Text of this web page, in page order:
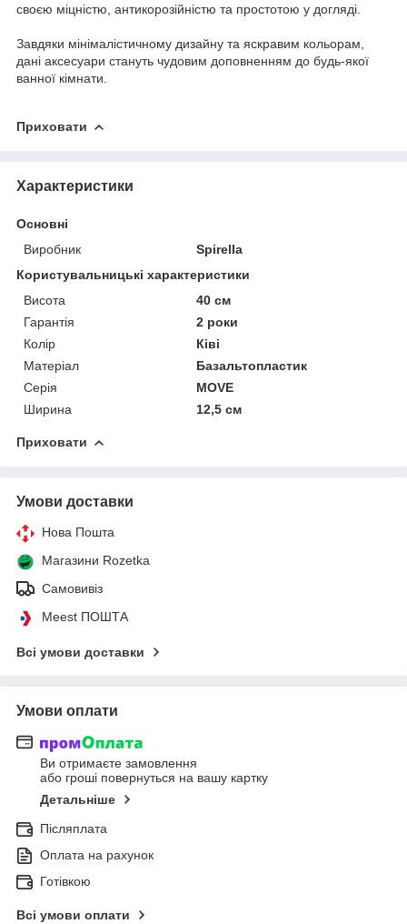
своєю міцністю, антикорозійністю та простотою у догляді.
Завдяки мінімалістичному дизайну та яскравим кольорам,
дані аксесуари стануть чудовим доповненням до будь-якої
ванної кімнати.
Приховати
Характеристики
Основні
Виробник
Spirella
Користувальницькі характеристики
Висота
40 см
Гарантія
2 роки
Колір
Ківі
Матеріал
Базальтопластик
Серія
MOVE
Ширина
12,5 см
Приховати
Умови доставки
Нова Пошта
Магазини Rozetka
Самовивіз
Meest ПОШТА
Всі умови доставки
Умови оплати
Ви отримаєте замовлення
або гроші повернуться на вашу картку
Детальніше
Післяплата
Оплата на рахунок
Готівкою
Всі умови оплати